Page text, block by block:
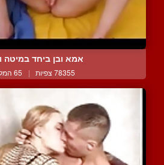
אמא ובן ביחד במיטה
78355 צפיות | 65 המלצות